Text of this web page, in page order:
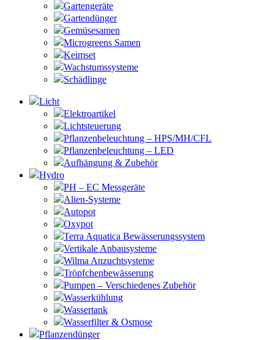
Gartengeräte
Gartendünger
Gemüsesamen
Microgreens Samen
Keimset
Wachstumssysteme
Schädlinge
Licht
Elektroartikel
Lichtsteuerung
Pflanzenbeleuchtung – HPS/MH/CFL
Pflanzenbeleuchtung – LED
Aufhängung & Zubehör
Hydro
PH – EC Messgeräte
Alien-Systeme
Autopot
Oxypot
Terra Aquatica Bewässerungssystem
Vertikale Anbausysteme
Wilma Anzuchtsysteme
Tröpfchenbewässerung
Pumpen – Verschiedenes Zubehör
Wasserkühlung
Wassertank
Wasserfilter & Osmose
Pflanzendünger